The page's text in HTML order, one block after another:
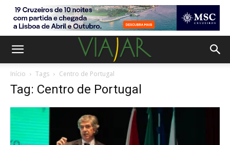
Início Tags Centro de Portugal
Tag: Centro de Portugal